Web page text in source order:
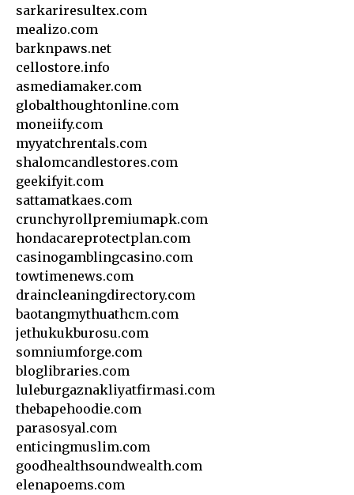
sarkariresultex.com
mealizo.com
barknpaws.net
cellostore.info
asmediamaker.com
globalthoughtonline.com
moneiify.com
myyatchrentals.com
shalomcandlestores.com
geekifyit.com
sattamatkaes.com
crunchyrollpremiumapk.com
hondacareprotectplan.com
casinogamblingcasino.com
towtimenews.com
draincleaningdirectory.com
baotangmythuathcm.com
jethukukburosu.com
somniumforge.com
bloglibraries.com
luleburgaznakliyatfirmasi.com
thebapehoodie.com
parasosyal.com
enticingmuslim.com
goodhealthsoundwealth.com
elenapoems.com